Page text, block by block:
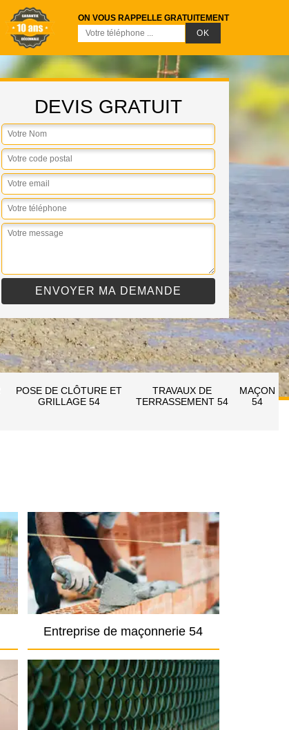
ON VOUS RAPPELLE GRATUITEMENT
DEVIS GRATUIT
POSE DE CLÔTURE ET
GRILLAGE 54
TRAVAUX DE
TERRASSEMENT 54
MAÇON
54
Entreprise de maçonnerie 54